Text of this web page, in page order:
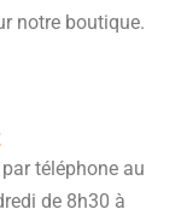
notre boutique.
téléphone au
de 8h30 à